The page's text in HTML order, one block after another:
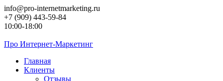
Перейти
к
контенту
info@pro-internetmarketing.ru
+7 (909) 443-59-84
10:00-18:00
Про Интернет-Маркетинг
Главная
Клиенты
Отзывы